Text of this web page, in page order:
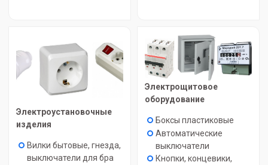
Электроустановочные
изделия
Вилки бытовые, гнезда,
выключатели для бра
Электрощитовое
оборудование
Боксы пластиковые
Автоматические
выключатели
Кнопки, концевики,